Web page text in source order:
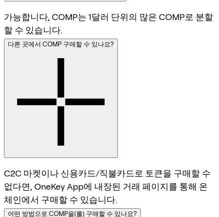
가능합니다, COMP는 1달러 단위의 많은 COMP로 분할
할 수 있습니다.
다른 곳에서 COMP 구매할 수 있나요?
C2C 마켓이나 신용카드/직불카드로 토큰을 구매할 수
없다면, OneKey App에 내장된 거래 페이지를 통해 온
체인에서 구매할 수 있습니다.
어떤 방법으로 COMP을(를) 구매할 수 있나요?